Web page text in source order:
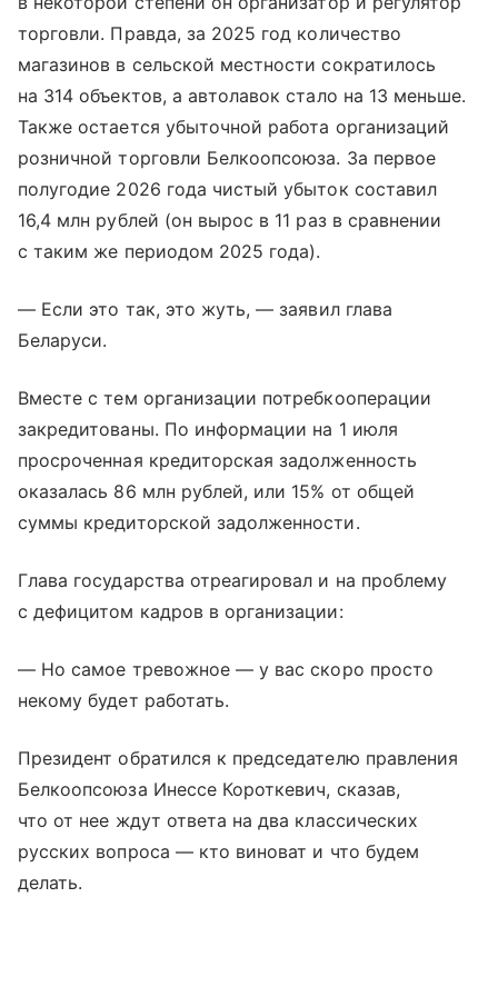
торговли. Правда, за 2025 год количество
магазинов в сельской местности сократилось
на 314 объектов, а автолавок стало на 13 меньше.
Также остается убыточной работа организаций
розничной торговли Белкоопсоюза. За первое
полугодие 2026 года чистый убыток составил
16,4 млн рублей (он вырос в 11 раз в сравнении
с таким же периодом 2025 года).
— Если это так, это жуть, — заявил глава
Беларуси.
Вместе с тем организации потребкооперации
закредитованы. По информации на 1 июля
просроченная кредиторская задолженность
оказалась 86 млн рублей, или 15% от общей
суммы кредиторской задолженности.
Глава государства отреагировал и на проблему
с дефицитом кадров в организации:
— Но самое тревожное — у вас скоро просто
некому будет работать.
Президент обратился к председателю правления
Белкоопсоюза Инессе Короткевич, сказав,
что от нее ждут ответа на два классических
русских вопроса — кто виноват и что будем
делать.